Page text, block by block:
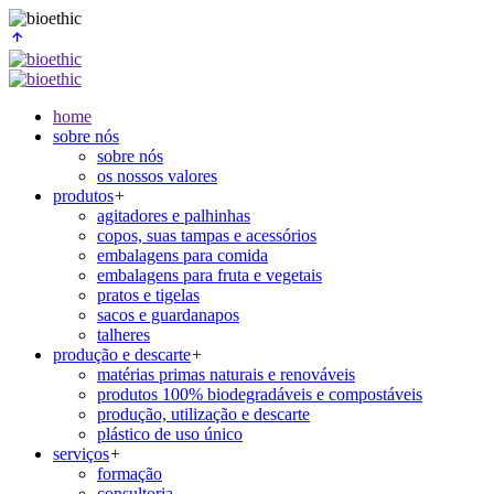
home
sobre nós
sobre nós
os nossos valores
produtos+
agitadores e palhinhas
copos, suas tampas e acessórios
embalagens para comida
embalagens para fruta e vegetais
pratos e tigelas
sacos e guardanapos
talheres
produção e descarte+
matérias primas naturais e renováveis
produtos 100% biodegradáveis e compostáveis
produção, utilização e descarte
plástico de uso único
serviços+
formação